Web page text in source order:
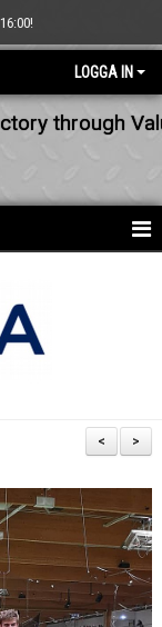
LOGGA IN
through
>
<